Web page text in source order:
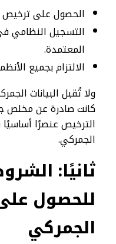
الحصول على ترخيص
التسجيل النظامي
المعتمدة.
الالتزام بجميع
ولا تُقبل البيانات
كانت صادرة عن مخلص
الترخيص عنصرًا
الجمركي.
ثانيًا:
للحصول
الجمركي